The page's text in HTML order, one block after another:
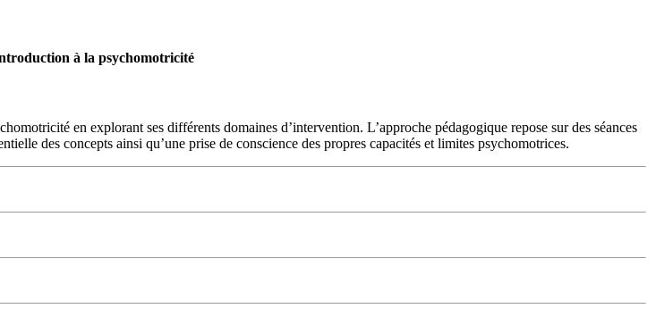
à la psychomotricité
en explorant ses différents domaines d’intervention. L’approche pédagogique repose sur des séances
des concepts ainsi qu’une prise de conscience des propres capacités et limites psychomotrices.